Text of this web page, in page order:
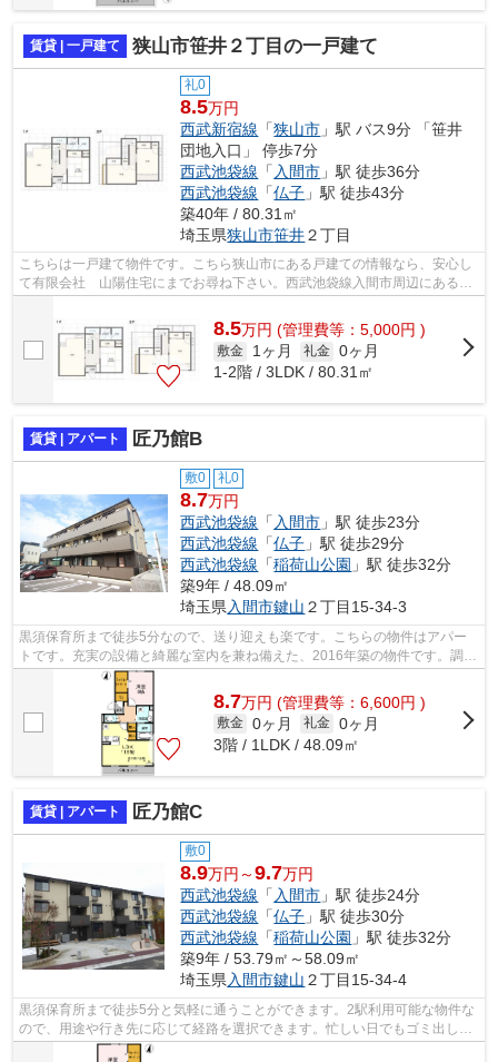
賃貸 | 一戸建て 狭山市笹井２丁目の一戸建て
礼0
8.5万円
西武新宿線 「狭山市 」駅 バス9分 「笹井
団地入口」 停歩7分
西武池袋線 「 入間市 」駅 徒歩36分
西武池袋線 「仏子 」駅 徒歩43分
築40年 / 80.31㎡
埼玉県狭山市笹井２丁目
こちらは一戸建て物件です。こちら狭山市にある戸建ての情報なら、安心し
て有限会社 山陽住宅にまでお尋ね下さい。西武池袋線入間市周辺にある物
8.5万円 (管理費等：5,000円 )
敷金 1ヶ月 礼金 0ヶ月
1-2階 / 3LDK / 80.31㎡
賃貸 | アパート 匠乃館B
敷0 礼0
8.7万円
西武池袋線 「 入間市 」駅 徒歩23分
西武池袋線 「仏子 」駅 徒歩29分
西武池袋線 「稲荷山公園 」駅 徒歩32分
築9年 / 48.09㎡
埼玉県入間市鍵山 ２丁目15-34-3
黒須保育所まで徒歩5分なので、送り迎えも楽です。こちらの物件はアパー
トです。充実の設備と綺麗な室内を兼ね備えた、2016年築の物件です。調べ
物も買い物もパソコン一台で。インター...
8.7万円 (管理費等：6,600円 )
敷金 0ヶ月 礼金 0ヶ月
3階 / 1LDK / 48.09㎡
賃貸 | アパート 匠乃館C
敷0
8.9万円～9.7万円
西武池袋線 「 入間市 」駅 徒歩24分
西武池袋線 「仏子 」駅 徒歩30分
西武池袋線 「稲荷山公園 」駅 徒歩32分
築9年 / 53.79㎡～58.09㎡
埼玉県 入間市鍵山 ２丁目15-34-4
黒須保育所まで徒歩5分と気軽に通うことができます。2駅利用可能な物件な
ので、用途や行き先に応じて経路を選択できます。忙しい日でもゴミ出しを
サクッと終えられるように、敷地内に...